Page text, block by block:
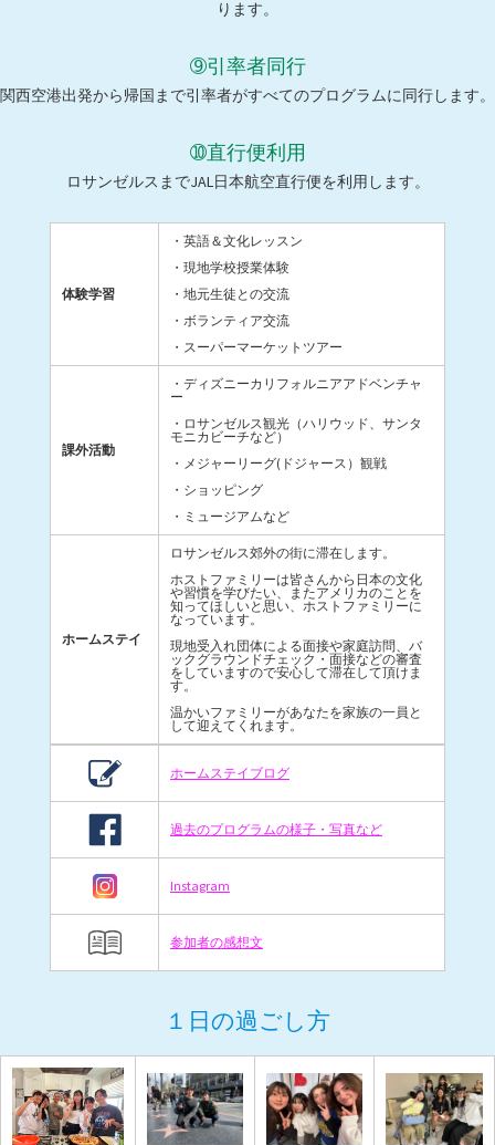
ります。
➈引率者同行
関西空港出発から帰国まで引率者がすべてのプログラムに同行します。
➉直行便利用
ロサンゼルスまでJAL日本航空直行便を利用します。
体験学習
・英語＆文化レッスン
・現地学校授業体験
・地元生徒との交流
・ボランティア交流
・スーパーマーケットツアー
課外活動
・ディズニーカリフォルニアアドベンチャ
ー
・ロサンゼルス観光（ハリウッド、サンタ
モニカビーチなど）
・メジャーリーグ(ドジャース）観戦
・ショッピング
・ミュージアムなど
ホームステイ
ロサンゼルス郊外の街に滞在します。
ホストファミリーは皆さんから日本の文化
や習慣を学びたい、またアメリカのことを
知ってほしいと思い、ホストファミリーに
なっています。
現地受入れ団体による面接や家庭訪問、バ
ックグラウンドチェック・面接などの審査
をしていますので安心して滞在して頂けま
す。
温かいファミリーがあなたを家族の一員と
して迎えてくれます。
ホームステイブログ
過去のプログラムの様子・写真など
Instagram
参加者の感想文
１日の過ごし方